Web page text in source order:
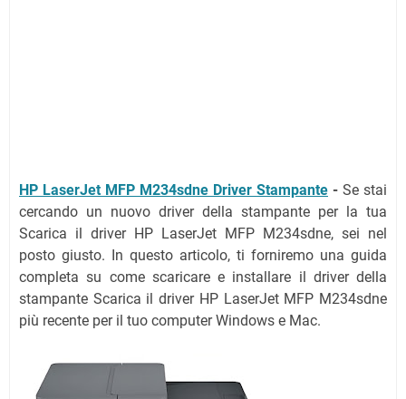
HP LaserJet MFP M234sdne Driver Stampante - Se stai
cercando un nuovo driver della stampante per la tua
Scarica il driver HP LaserJet MFP M234sdne, sei nel
posto giusto. In questo articolo, ti forniremo una guida
completa su come scaricare e installare il driver della
stampante Scarica il driver HP LaserJet MFP M234sdne
più recente per il tuo computer Windows e Mac.